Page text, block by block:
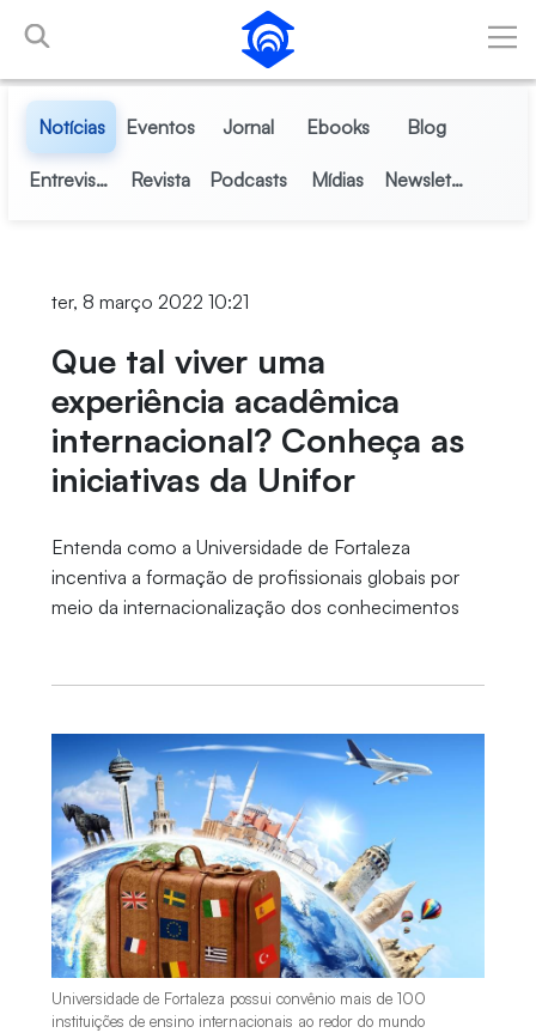
Pular para o Conteúdo principal
Notícias Eventos Jornal Ebooks Blog
Entrevistas Revista Podcasts Mídias Newsletter
ter, 8 março 2022 10:21
Que tal viver uma
experiência acadêmica
internacional? Conheça as
iniciativas da Unifor
Entenda como a Universidade de Fortaleza
incentiva a formação de profissionais globais por
meio da internacionalização dos conhecimentos
Universidade de Fortaleza possui convênio mais de 100
instituições de ensino internacionais ao redor do mundo